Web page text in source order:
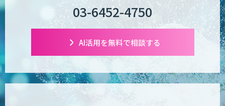
03-6452-4750
AI活用を無料で相談する